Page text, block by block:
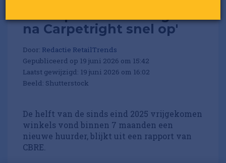
na Carpetright snel op'
Door: Redactie RetailTrends
Gepubliceerd op 19 juni 2026 om 15:42
Laatst gewijzigd: 19 juni 2026 om 16:02
Beeld: Shutterstock
De helft van de sinds eind 2025 vrijgekomen
winkels vond binnen 7 maanden een
nieuwe huurder, blijkt uit een rapport van
CBRE.